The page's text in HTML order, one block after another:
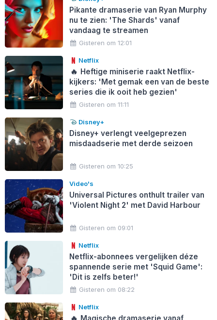
Pikante dramaserie van Ryan Murphy
nu te zien: 'The Shards' vanaf
vandaag te streamen
Gisteren om 12:01
Netflix
🔥 Heftige miniserie raakt Netflix-
kijkers: 'Met gemak een van de beste
series die ik ooit heb gezien'
Gisteren om 11:11
Disney+
Disney+ verlengt veelgeprezen
misdaadserie met derde seizoen
Gisteren om 10:25
Video's
Universal Pictures onthult trailer van
'Violent Night 2' met David Harbour
Gisteren om 09:01
Netflix
Netflix-abonnees vergelijken déze
spannende serie met 'Squid Game':
'Dit is zelfs beter!'
Gisteren om 08:22
Netflix